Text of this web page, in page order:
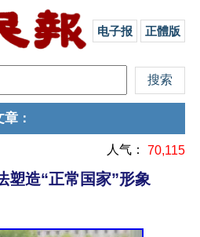
电子报 正體版
章 ：
人气： 70,115
塑造“正常国家”形象